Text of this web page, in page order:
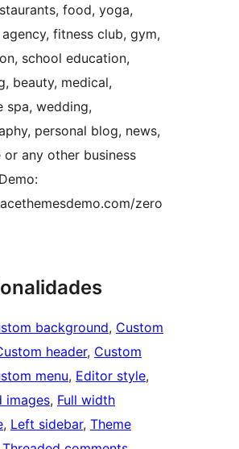
food, yoga,
fitness club, gym,
school education,
beauty, medical,
spa, wedding,
personal blog, news,
or any other business
zero
background, Custom
header, Custom
menu, Editor style
images, Full width
, Left sidebar, Theme